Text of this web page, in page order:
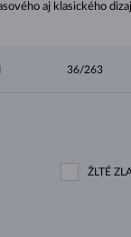
aj klasického
36/263
ŽLTÉ